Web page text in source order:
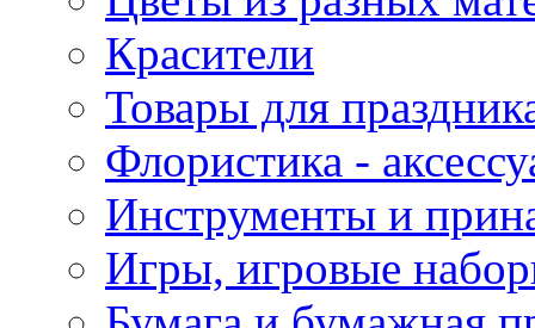
Красители
Товары для
Флористика -
Инструменты и
Игры, игровые